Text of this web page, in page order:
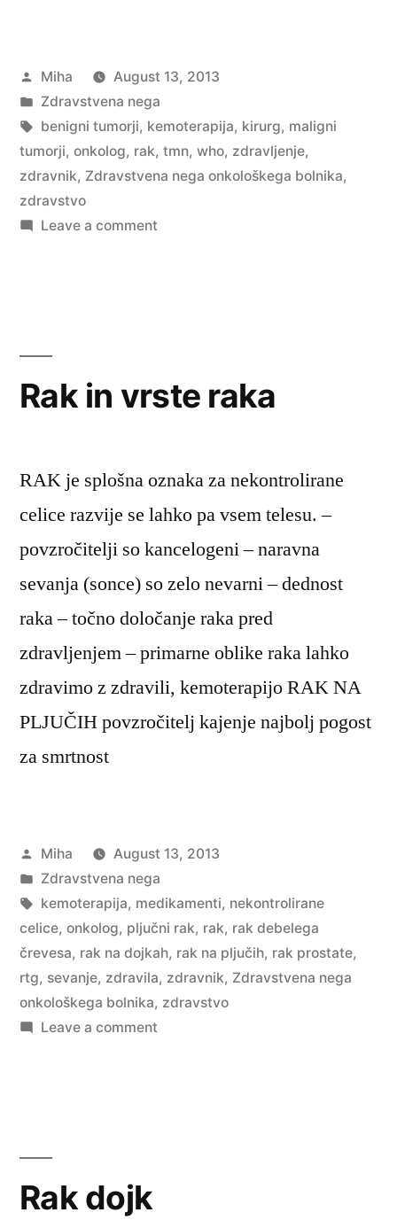
bolnika”
Posted
by
Miha
August 13, 2013
Posted
in
Zdravstvena nega
Tags:
benigni tumorji, kemoterapija, kirurg, maligni
tumorji, onkolog, rak, tmn, who, zdravljenje,
zdravnik, Zdravstvena nega onkološkega bolnika,
zdravstvo
Leave a commenton
Rak in vrste raka
RAK je splošna oznaka za nekontrolirane
celice razvije se lahko pa vsem telesu. –
povzročitelji so kancelogeni – naravna
sevanja (sonce) so zelo nevarni – dednost
raka – točno določanje raka pred
zdravljenjem – primarne oblike raka lahko
zdravimo z zdravili, kemoterapijo RAK NA
PLJUČIH povzročitelj kajenje najbolj pogost
za smrtnost
Posted
by
Miha
August 13, 2013
Posted
in
Zdravstvena nega
Tags:
kemoterapija, medikamenti, nekontrolirane
celice, onkolog, pljučni rak, rak, rak debelega
črevesa, rak na dojkah, rak na pljučih, rak prostate,
rtg, sevanje, zdravila, zdravnik, Zdravstvena nega
onkološkega bolnika, zdravstvo
Leave a commenton
Rak dojk